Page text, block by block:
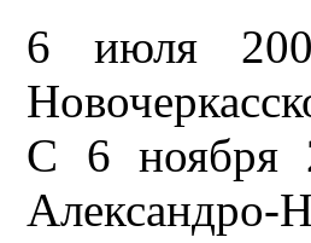
6 июля
С 6 ноября
Александро-